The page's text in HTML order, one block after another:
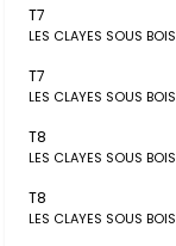
T7
LES CLAYES SOUS BOIS
T7
LES CLAYES SOUS BOIS
T8
LES CLAYES SOUS BOIS
T8
LES CLAYES SOUS BOIS